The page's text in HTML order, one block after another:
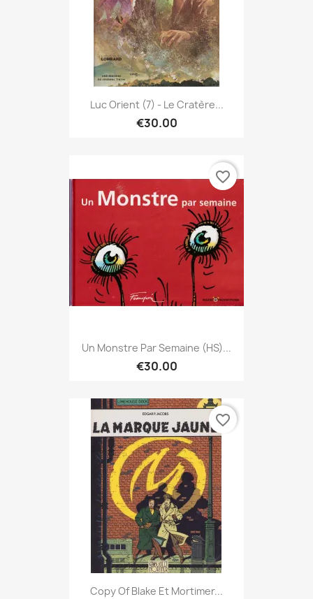
Luc Orient (7) - Le Cratère...
€30.00
Un Monstre Par Semaine (HS)...
€30.00
favorite_border
Copy Of Blake Et Mortimer...
favorite_border